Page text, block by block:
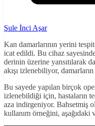
Şule İnci Aşar
Kan damarlarının yerini
icat edildi. Bu cihaz
derinin üzerine yansıtılarak
akışı izlenebiliyor,
Bu sayede yapılan birçok
izlenebildiği için, hastaların
aza indirgeniyor. Bahsetmiş
kullanım örneğini, aşağıdaki